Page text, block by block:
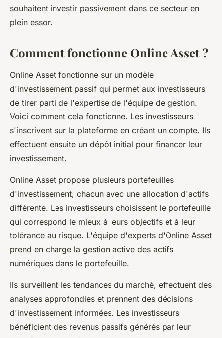
souhaitent investir passivement dans ce secteur en
plein essor.
Comment fonctionne Online Asset ?
Online Asset fonctionne sur un modèle
d'investissement passif qui permet aux investisseurs
de tirer parti de l'expertise de l'équipe de gestion.
Voici comment cela fonctionne. Les investisseurs
s'inscrivent sur la plateforme en créant un compte. Ils
effectuent ensuite un dépôt initial pour financer leur
investissement.
Online Asset propose plusieurs portefeuilles
d'investissement, chacun avec une allocation d'actifs
différente. Les investisseurs choisissent le portefeuille
qui correspond le mieux à leurs objectifs et à leur
tolérance au risque. L'équipe d'experts d'Online Asset
prend en charge la gestion active des actifs
numériques dans le portefeuille.
Ils surveillent les tendances du marché, effectuent des
analyses approfondies et prennent des décisions
d'investissement informées. Les investisseurs
bénéficient des revenus passifs générés par leur